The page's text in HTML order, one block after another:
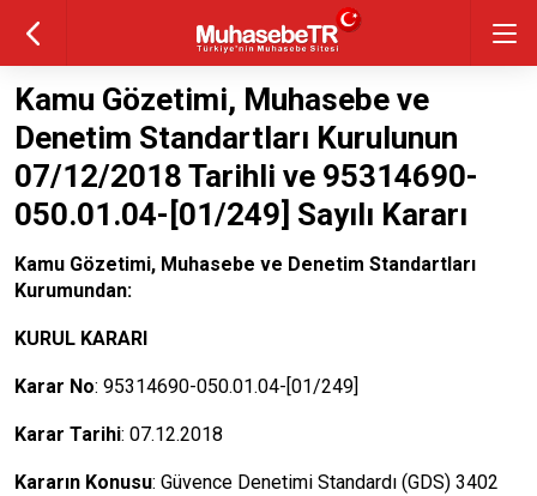
Kamu Gözetimi, Muhasebe ve
Denetim Standartları Kurulunun
07/12/2018 Tarihli ve 95314690-
050.01.04-[01/249] Sayılı Kararı
Kamu Gözetimi, Muhasebe ve Denetim Standartları
Kurumundan:
KURUL KARARI
Karar No: 95314690-050.01.04-[01/249]
Karar Tarihi: 07.12.2018
Kararın Konusu: Güvence Denetimi Standardı (GDS) 3402